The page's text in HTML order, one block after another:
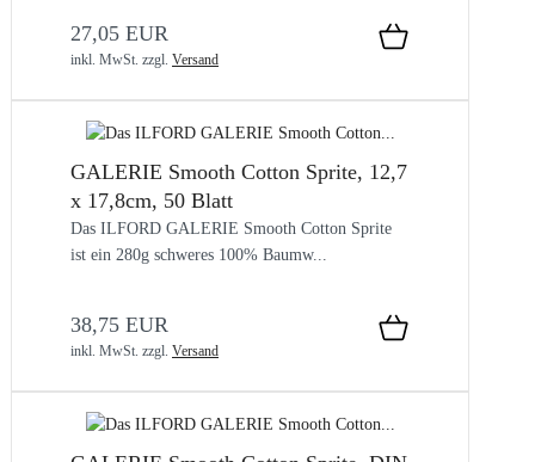
27,05 EUR
inkl. MwSt. zzgl. Versand
GALERIE Smooth Cotton Sprite, 12,7
x 17,8cm, 50 Blatt
Das ILFORD GALERIE Smooth Cotton Sprite
ist ein 280g schweres 100% Baumw...
38,75 EUR
inkl. MwSt. zzgl. Versand